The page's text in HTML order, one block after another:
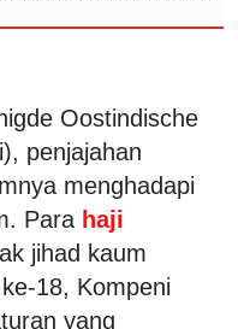
Oostindische
penjajahan
menghadapi
Parahaji
jihad kaum
18, Kompeni
yang